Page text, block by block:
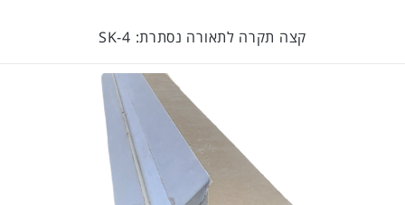
קצה תקרה לתאורה נסתרת: SK-4